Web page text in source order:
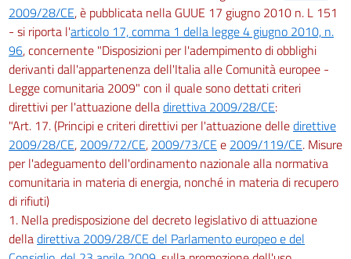
2009/28/CE, è pubblicata nella GUUE 17 giugno 2010 n. L 151
- si riporta l'articolo 17, comma 1 della legge 4 giugno 2010, n.
96, concernente "Disposizioni per l'adempimento di obblighi
derivanti dall'appartenenza dell'Italia alle Comunità europee -
Legge comunitaria 2009" con il quale sono dettati criteri
direttivi per l'attuazione delladirettiva 2009/28/CE:
"Art. 17. (Principi e criteri direttivi per l'attuazione delledirettive
2009/28/CE, 2009/72/CE, 2009/73/CE e 2009/119/CE. Misure
per l'adeguamento dell'ordinamento nazionale alla normativa
comunitaria in materia di energia, nonché in materia di recupero
di rifiuti)
1. Nella predisposizione del decreto legislativo di attuazione
delladirettiva 2009/28/CE del Parlamento europeo e del